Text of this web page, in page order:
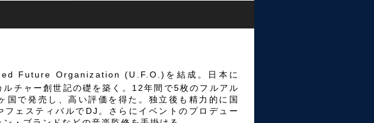
Future Organization (U.F.O.)を結成。日本に
ルチャー創世記の礎を築く。12年間で5枚のフルアル
国で発売し、高い評価を得た。独立後も精力的に国
フェスティバルでDJ。さらにイベントのプロデュー